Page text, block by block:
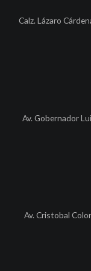
Calz. Lázaro
Av. Gobernador
Av. Cristobal